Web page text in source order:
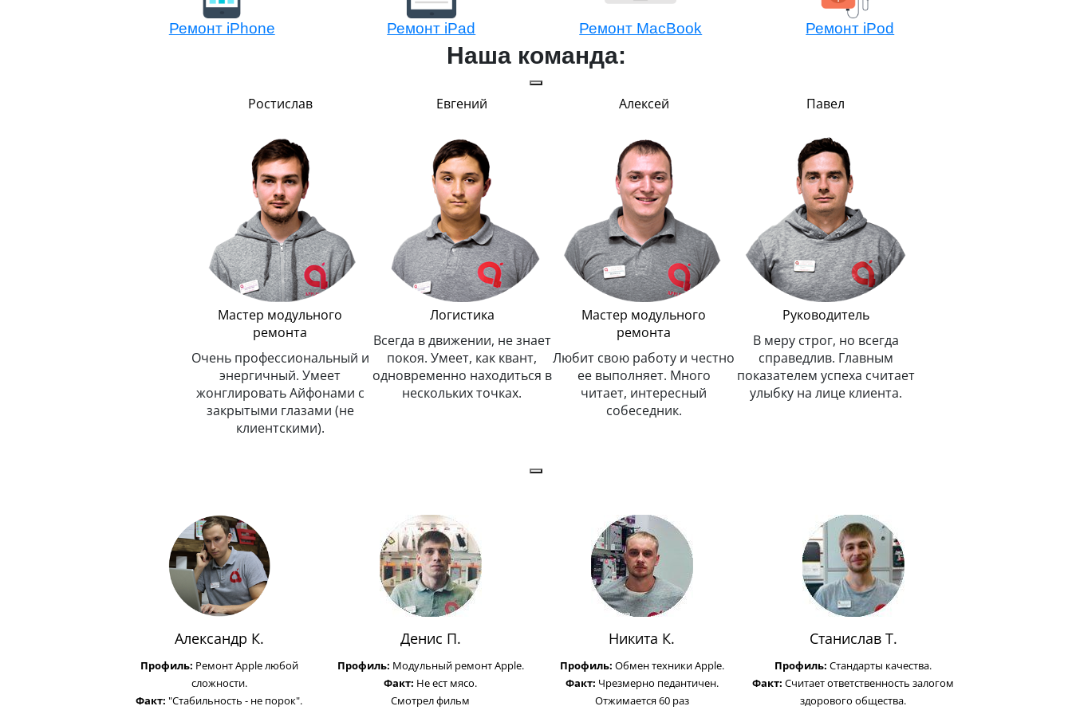
Ремонт iPhone Ремонт iPad Ремонт MacBook Ремонт iPod
Наша команда:
Ростислав
Мастер модульного
ремонта
Очень профессиональный и
энергичный. Умеет
жонглировать Айфонами с
закрытыми глазами (не
клиентскими).
Евгений
Логистика
Всегда в движении, не знает
покоя. Умеет, как квант,
одновременно находиться в
нескольких точках.
Алексей
Мастер модульного
ремонта
Любит свою работу и честно
ее выполняет. Много
читает, интересный
собеседник.
Павел
Руководитель
В меру строг, но всегда
справедлив. Главным
показателем успеха считает
улыбку на лице клиента.
Александр К.
Профиль: Ремонт Apple любой
сложности.
Факт: "Стабильность - не порок".
Денис П.
Профиль: Модульный ремонт Apple.
Факт: Не ест мясо.
Смотрел фильм
Никита К.
Профиль: Обмен техники Apple.
Факт: Чрезмерно педантичен.
Отжимается 60 раз
Станислав Т.
Профиль: Стандарты качества.
Факт: Считает ответственность залогом
здорового общества.